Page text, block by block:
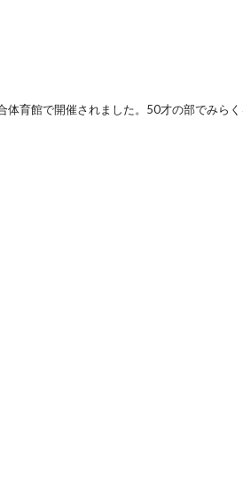
育館で開催されました。50才の部でみら